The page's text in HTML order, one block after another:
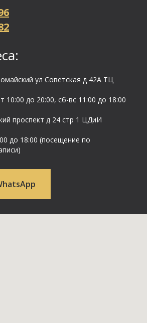
ул Cоветская д 42А ТЦ
10:00 до 20:00, сб-вс 11:00 до 18:00
проспект д 24 стр 1 ЦДиИ
до 18:00 (посещение по